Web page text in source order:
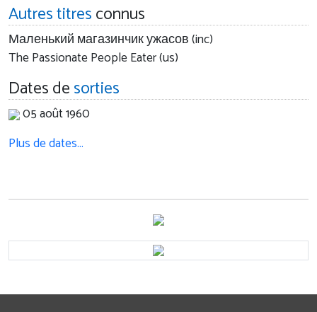
Autres titresconnus
Маленький магазинчик ужасов (inc)
The Passionate People Eater (us)
Dates desorties
05 août 1960
Plus de dates…